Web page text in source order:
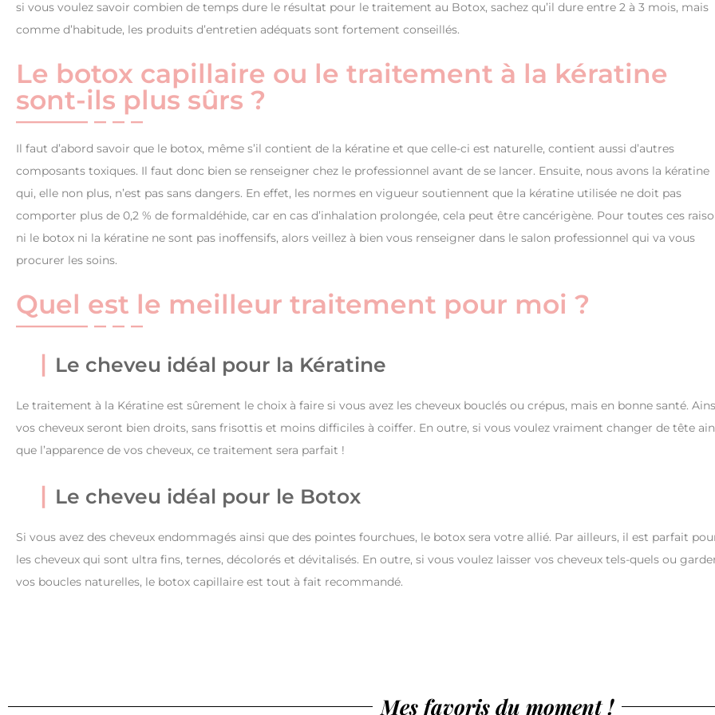
si vous voulez savoir combien de temps dure le résultat pour le traitement au Botox, sachez qu’il dure entre 2 à 3 mois, mais
comme d’habitude, les produits d’entretien adéquats sont fortement conseillés.
Le botox capillaire ou le traitement à la kératine
sont-ils plus sûrs ?
Il faut d’abord savoir que le botox, même s’il contient de la kératine et que celle-ci est naturelle, contient aussi d’autres
composants toxiques. Il faut donc bien se renseigner chez le professionnel avant de se lancer. Ensuite, nous avons la kératine
qui, elle non plus, n’est pas sans dangers. En effet, les normes en vigueur soutiennent que la kératine utilisée ne doit pas
comporter plus de 0,2 % de formaldéhide, car en cas d’inhalation prolongée, cela peut être cancérigène. Pour toutes ces
ni le botox ni la kératine ne sont pas inoffensifs, alors veillez à bien vous renseigner dans le salon professionnel qui va vous
procurer les soins.
Quel est le meilleur traitement pour moi ?
Le cheveu idéal pour la Kératine
Le traitement à la Kératine est sûrement le choix à faire si vous avez les cheveux bouclés ou crépus, mais en bonne santé.
vos cheveux seront bien droits, sans frisottis et moins difficiles à coiffer. En outre, si vous voulez vraiment changer de tête
que l’apparence de vos cheveux, ce traitement sera parfait !
Le cheveu idéal pour le Botox
Si vous avez des cheveux endommagés ainsi que des pointes fourchues, le botox sera votre allié. Par ailleurs, il est parfait
les cheveux qui sont ultra fins, ternes, décolorés et dévitalisés. En outre, si vous voulez laisser vos cheveux tels-quels ou
vos boucles naturelles, le botox capillaire est tout à fait recommandé.
Mes favoris du moment !